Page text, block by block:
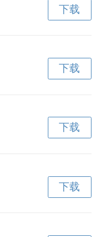
下载
下载
下载
下载